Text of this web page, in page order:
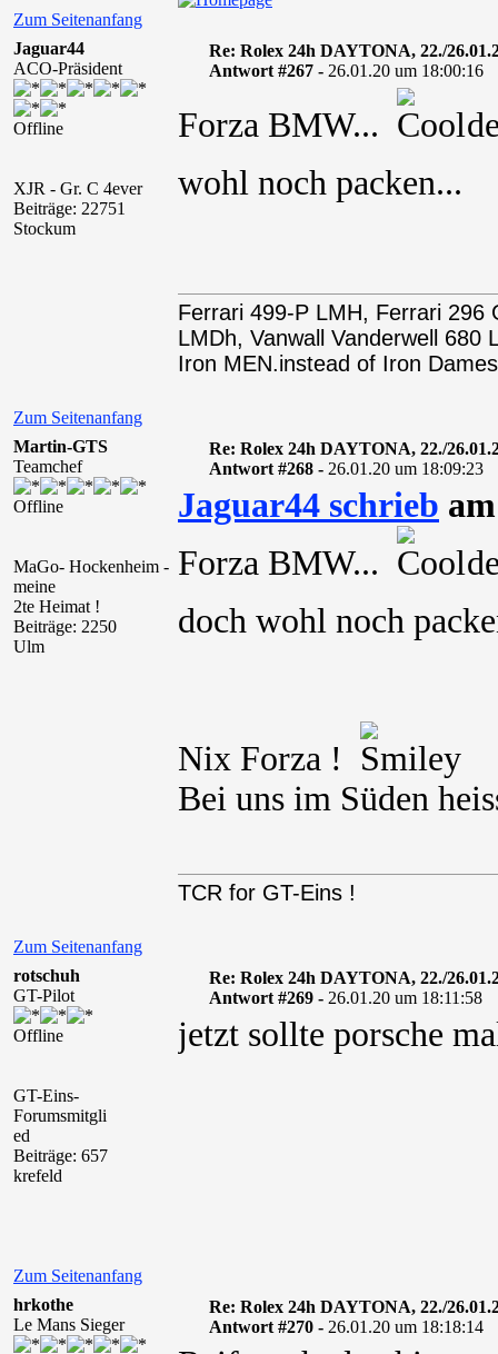
Zum Seitenanfang
Jaguar44
ACO-Präsident
Offline
XJR - Gr. C 4ever
Beiträge: 22751
Stockum
Re: Rolex 24h DAYTONA, 22./
Antwort #267 - 26.01.20 um 18:00:16
Forza BMW...
wohl noch
Zum Seitenanfang
Ferrari 499-P LMH, Ferrari 296
LMDh, Vanwall Vanderwell
Iron MEN.instead of Iron
Martin-GTS
Teamchef
Offline
MaGo- Hockenheim -
meine
2te Heimat !
Beiträge: 2250
Ulm
Re: Rolex 24h DAYTONA, 22./
Antwort #268 - 26.01.20 um 18:09:23
Jaguar44 schrieb
Forza BMW...
doch wohl noch
Nix Forza !
Bei uns im Süden
Zum Seitenanfang
TCR for GT-Eins !
rotschuh
GT-Pilot
Offline
GT-Eins-
Forumsmitgli
ed
Beiträge: 657
krefeld
Re: Rolex 24h DAYTONA, 22./
Antwort #269 - 26.01.20 um 18:11:58
jetzt sollte porsche
Zum Seitenanfang
hrkothe
Le Mans Sieger
Re: Rolex 24h DAYTONA, 22./
Antwort #270 - 26.01.20 um 18:18:14